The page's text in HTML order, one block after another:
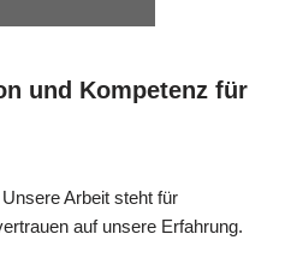
und Kompetenz für
Arbeit steht für
auf unsere Erfahrung.